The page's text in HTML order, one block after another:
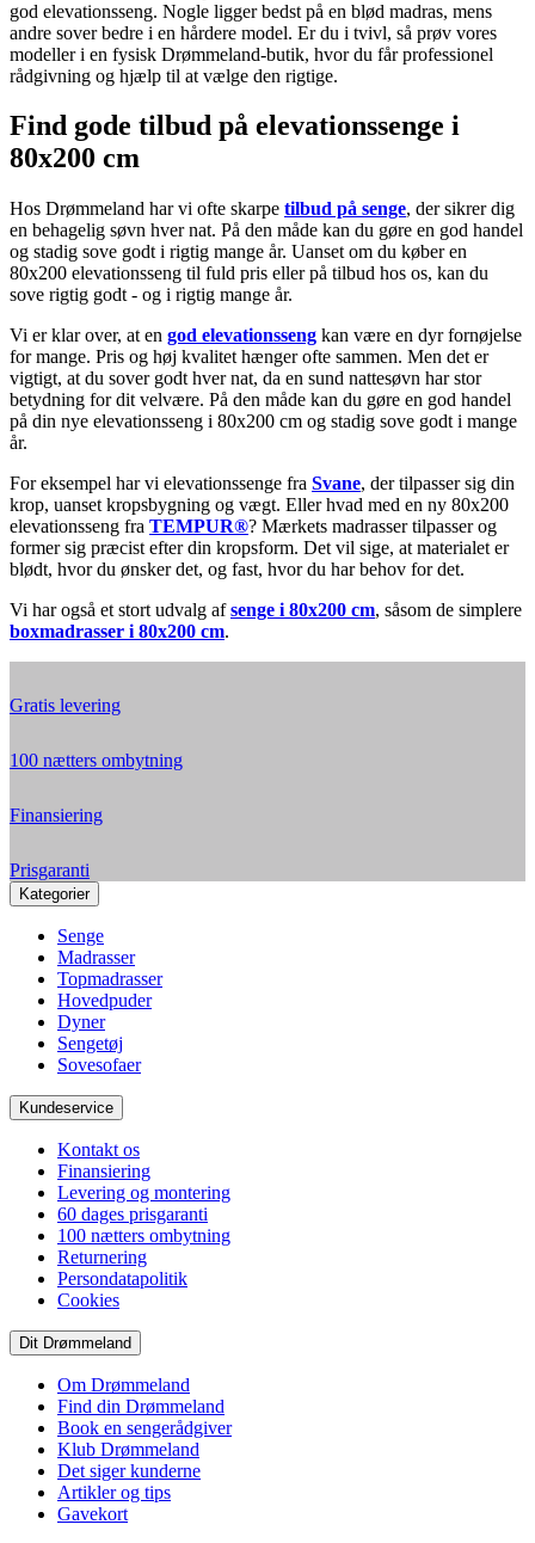
god elevationsseng. Nogle ligger bedst på en blød madras, mens
andre sover bedre i en hårdere model. Er du i tvivl, så prøv vores
modeller i en fysisk Drømmeland-butik, hvor du får professionel
rådgivning og hjælp til at vælge den rigtige.
Find gode tilbud på elevationssenge i
80x200 cm
Hos Drømmeland har vi ofte skarpe tilbud på senge, der sikrer dig
en behagelig søvn hver nat. På den måde kan du gøre en god handel
og stadig sove godt i rigtig mange år. Uanset om du køber en
80x200 elevationsseng til fuld pris eller på tilbud hos os, kan du
sove rigtig godt - og i rigtig mange år.
Vi er klar over, at en god elevationsseng kan være en dyr fornøjelse
for mange. Pris og høj kvalitet hænger ofte sammen. Men det er
vigtigt, at du sover godt hver nat, da en sund nattesøvn har stor
betydning for dit velvære. På den måde kan du gøre en god handel
på din nye elevationsseng i 80x200 cm og stadig sove godt i mange
år.
For eksempel har vi elevationssenge fra Svane, der tilpasser sig din
krop, uanset kropsbygning og vægt. Eller hvad med en ny 80x200
elevationsseng fra TEMPUR®? Mærkets madrasser tilpasser og
former sig præcist efter din kropsform. Det vil sige, at materialet er
blødt, hvor du ønsker det, og fast, hvor du har behov for det.
Vi har også et stort udvalg afsenge i 80x200 cm, såsom de simplere
boxmadrasser i 80x200 cm.
Gratis levering
100 nætters ombytning
Finansiering
Prisgaranti
Kategorier
Senge
Madrasser
Topmadrasser
Hovedpuder
Dyner
Sengetøj
Sovesofaer
Kundeservice
Kontakt os
Finansiering
Levering og montering
60 dages prisgaranti
100 nætters ombytning
Returnering
Persondatapolitik
Cookies
Dit Drømmeland
Om Drømmeland
Find din Drømmeland
Book en sengerådgiver
Klub Drømmeland
Det siger kunderne
Artikler og tips
Gavekort